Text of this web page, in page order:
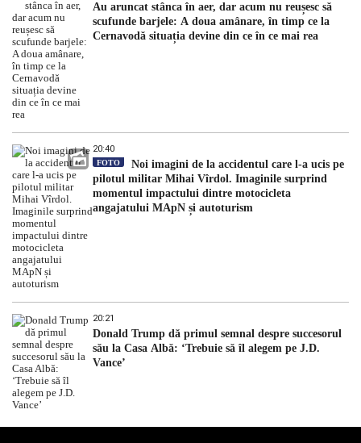
Au aruncat stânca în aer, dar acum nu reușesc să
scufunde barjele: A doua amânare, în timp ce la
Cernavodă situația devine din ce în ce mai rea
20:40
FOTO
Noi imagini de la accidentul care l-a ucis pe
pilotul militar Mihai Vîrdol. Imaginile surprind
momentul impactului dintre motocicleta
angajatului MApN și autoturism
20:21
Donald Trump dă primul semnal despre succesorul
său la Casa Albă: ‘Trebuie să îl alegem pe J.D.
Vance’